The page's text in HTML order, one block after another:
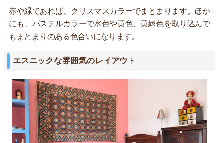
赤や緑であれば、クリスマスカラーでまとまります。ほか
にも、パステルカラーで水色や黄色、黄緑色を取り込んで
もまとまりのある色合いになります。
エスニックな雰囲気のレイアウト